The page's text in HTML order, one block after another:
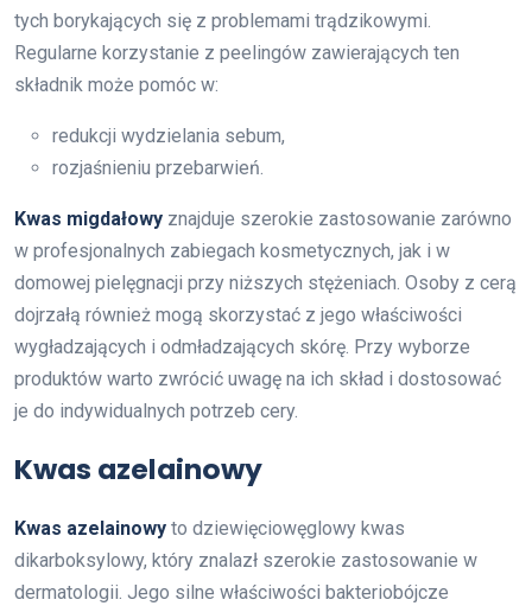
tych borykających się z problemami trądzikowymi.
Regularne korzystanie z peelingów zawierających ten
składnik może pomóc w:
redukcji wydzielania sebum,
rozjaśnieniu przebarwień.
Kwas migdałowy znajduje szerokie zastosowanie zarówno
w profesjonalnych zabiegach kosmetycznych, jak i w
domowej pielęgnacji przy niższych stężeniach. Osoby z cerą
dojrzałą również mogą skorzystać z jego właściwości
wygładzających i odmładzających skórę. Przy wyborze
produktów warto zwrócić uwagę na ich skład i dostosować
je do indywidualnych potrzeb cery.
Kwas azelainowy
Kwas azelainowy to dziewięciowęglowy kwas
dikarboksylowy, który znalazł szerokie zastosowanie w
dermatologii. Jego silne właściwości bakteriobójcze